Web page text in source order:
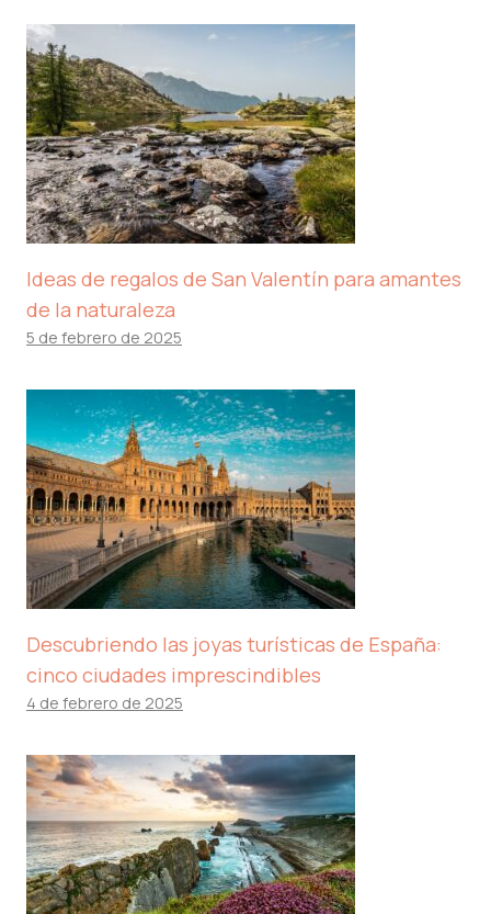
Ideas de regalos de San Valentín para amantes
de la naturaleza
5 de febrero de 2025
Descubriendo las joyas turísticas de España:
cinco ciudades imprescindibles
4 de febrero de 2025